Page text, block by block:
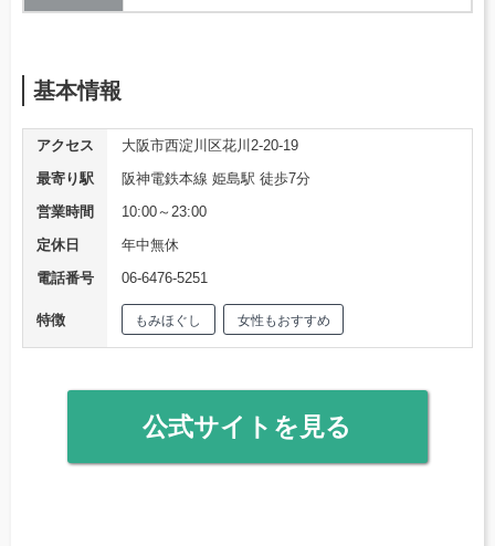
基本情報
アクセス
大阪市西淀川区花川2-20-19
最寄り駅
阪神電鉄本線 姫島駅 徒歩7分
営業時間
10:00～23:00
定休日
年中無休
電話番号
06-6476-5251
特徴 もみほぐし 女性もおすすめ
公式サイトを見る